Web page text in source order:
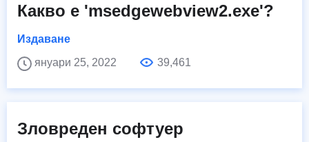
Какво е 'msedgewebview2.exe'?
Издаване
януари 25, 2022
39,461
Зловреден софтуер